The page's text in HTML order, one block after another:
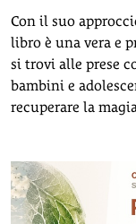
Con il suo
libro è una vera e
si trovi alle prese
bambini e
recuperare la